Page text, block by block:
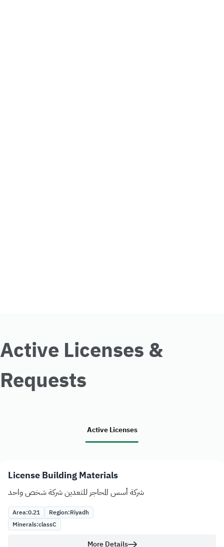
Active Licenses &
Requests
Active Licenses
License Building Materials
شركة أسس المحاجر للتعدين شركة شخص واحد
Area:0.21 Region:Riyadh
Minerals:classC
More Details